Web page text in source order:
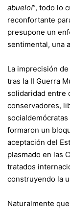
abuelo!”, todo lo
reconfortante
presupone un
sentimental, una
La imprecisión
tras la II Guerra
solidaridad entre
conservadores,
formaron un
aceptación del
plasmado en las
tratados
construyendo la
Naturalmente